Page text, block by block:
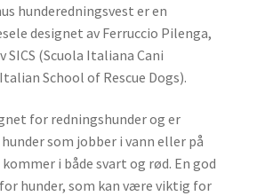
hunderedningsvest er en
designet av Ferruccio Pilenga,
SICS (Scuola Italiana Cani
School of Rescue Dogs).
for redningshunder og er
som jobber i vann eller på
i både svart og rød. En god
hunder, som kan være viktig for